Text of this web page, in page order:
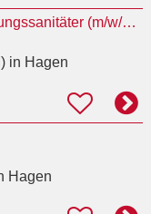
Notfallsanitäter und Rettungssanitäter (m/w/d) in der öffentlichen Notfallrettung in Hagen
in Hagen
Hagen